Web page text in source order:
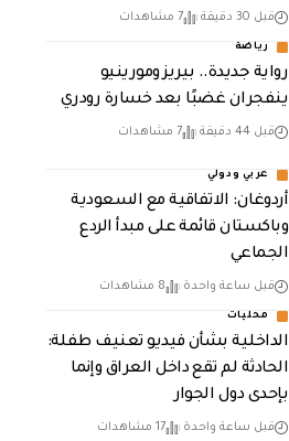
قبل 30 دقيقة 7 مشاهدات
رياضة
رواية جديدة.. بيريز ومورينيو
ينفجران غضبًا بعد خسارة رودري
قبل 44 دقيقة 7 مشاهدات
عربي ودولي
أردوغان: الاتفاقية مع السعودية
وباكستان قائمة على مبدأ الردع
الجماعي
قبل ساعة واحدة 8 مشاهدات
محليات
الداخلية بشأن فيديو تعنيف طفلة:
الحادثة لم تقع داخل العراق وإنما
بإحدى دول الجوار
قبل ساعة واحدة 17 مشاهدات